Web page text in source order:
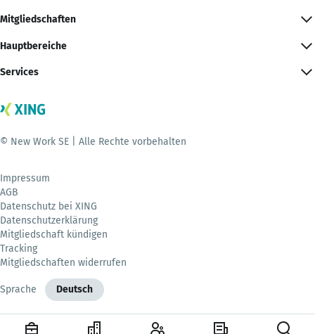
Mitgliedschaften
Hauptbereiche
Services
© New Work SE | Alle Rechte vorbehalten
Impressum
AGB
Datenschutz bei XING
Datenschutzerklärung
Mitgliedschaft kündigen
Tracking
Mitgliedschaften widerrufen
Sprache Deutsch